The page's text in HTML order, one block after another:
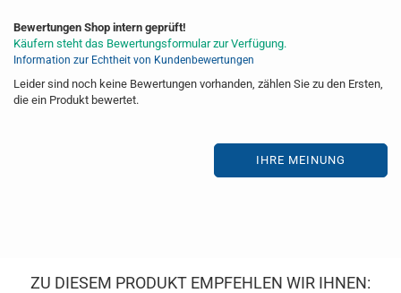
Bewertungen Shop intern geprüft!
Käufern steht das Bewertungsformular zur Verfügung.
Information zur Echtheit von Kundenbewertungen
Leider sind noch keine Bewertungen vorhanden, zählen Sie zu den Ersten,
die ein Produkt bewertet.
IHRE MEINUNG
ZU DIESEM PRODUKT EMPFEHLEN WIR IHNEN: